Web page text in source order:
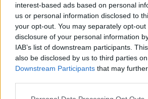
interest-based ads based on personal
us or personal information disclosed to
your opt-out. You may separately opt-
disclosure of your personal information
IAB’s list of downstream participants.
also be disclosed by us to third parties
Downstream Participants that may
Please note that this website/app uses